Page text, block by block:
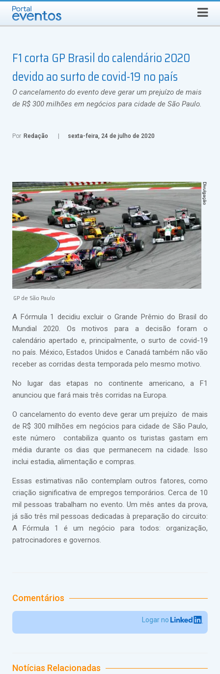
Select Language ▼
F1 corta GP Brasil do calendário 2020
devido ao surto de covid-19 no país
O cancelamento do evento deve gerar um prejuízo de mais
de R$ 300 milhões em negócios para cidade de São Paulo.
Por Redação sexta-feira, 24 de julho de 2020
GP de São Paulo
A Fórmula 1 decidiu excluir o Grande Prêmio do Brasil do
Mundial 2020. Os motivos para a decisão foram o
calendário apertado e, principalmente, o surto de covid-19
no país. México, Estados Unidos e Canadá também não vão
receber as corridas desta temporada pelo mesmo motivo.
No lugar das etapas no continente americano, a F1
anunciou que fará mais três corridas na Europa.
O cancelamento do evento deve gerar um prejuízo de mais
de R$ 300 milhões em negócios para cidade de São Paulo,
este número contabiliza quanto os turistas gastam em
média durante os dias que permanecem na cidade. Isso
inclui estadia, alimentação e compras.
Essas estimativas não contemplam outros fatores, como
criação significativa de empregos temporários. Cerca de 10
mil pessoas trabalham no evento. Um mês antes da prova,
já são três mil pessoas dedicadas à preparação do circuito:
A Fórmula 1 é um negócio para todos: organização,
patrocinadores e governos.
Comentários
Logar no
Notícias Relacionadas